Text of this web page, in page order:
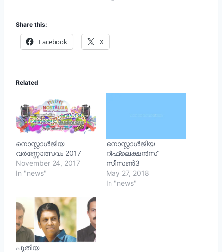
Share this:
Facebook X
Related
നൊസ്റ്റാള്‍ജിയ
വര്‍ണ്ണോത്സവം 2017
November 24, 2017
In "news"
നൊസ്റ്റാള്‍ജിയ
റിഫ്ലെക്ഷന്‍സ്
സീസണ്‍3
May 27, 2018
In "news"
പുതിയ